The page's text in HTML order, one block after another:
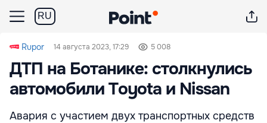
RU
Rupor 14 августа 2023, 17:29 5 008
ДТП на Ботанике: столкнулись
автомобили Toyota и Nissan
Авария с участием двух транспортных средств